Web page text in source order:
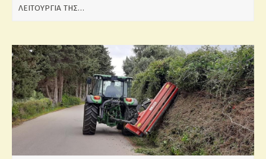
ΛΕΙΤΟΥΡΓΙΑ ΤΗΣ…